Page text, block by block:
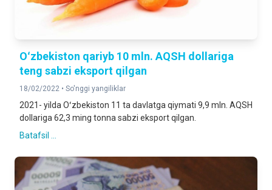
Oʻzbekiston qariyb 10 mln. AQSH dollariga
teng sabzi eksport qilgan
18/02/2022 • So'nggi yangiliklar
2021- yilda Oʻzbekiston 11 ta davlatga qiymati 9,9 mln. AQSH
dollariga 62,3 ming tonna sabzi eksport qilgan.
Batafsil ...